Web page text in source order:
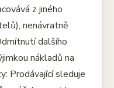
z jiného
nenávratně
dalšího
nákladů na
Prodávající sleduje